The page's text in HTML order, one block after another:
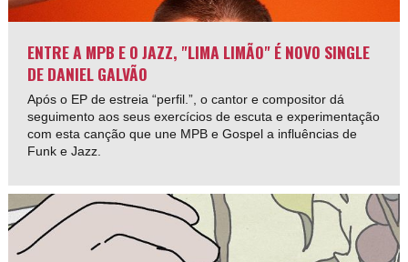
ENTRE A MPB E O JAZZ, "LIMA LIMÃO" É NOVO SINGLE
DE DANIEL GALVÃO
Após o EP de estreia “perfil.”, o cantor e compositor dá
seguimento aos seus exercícios de escuta e experimentação
com esta canção que une MPB e Gospel a influências de
Funk e Jazz.